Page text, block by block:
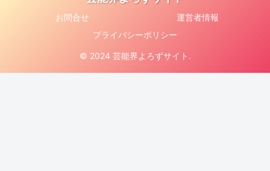
お問合せ
運営者情報
プライバシーポリシー
© 2024 芸能界よろずサイト.